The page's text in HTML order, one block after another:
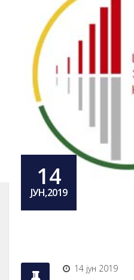
14
ЈУН,2019
14 јун 2019